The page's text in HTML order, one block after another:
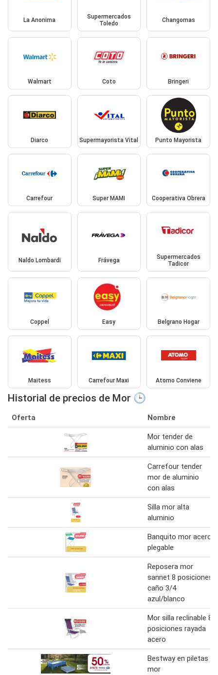
La Anonima
Supermercados
Toledo
Changomas
Walmart Coto Bringeri
Diarco Supermayorista Vital Punto Mayorista
Carrefour Super MAMI Cooperativa Obrera
Naldo Lombardi Frávega
Supermercados
Tadicor
Coppel Easy Belgrano Hogar
Maitess Carrefour Maxi Atomo Conviene
Historial de precios de Mor 🕒
Oferta Nombre
Mor tender de
aluminio con alas
Carrefour tender
mor de aluminio
con alas
Silla mor alta
aluminio
Banquito mor acero
plegable
Reposera mor
sannet 8 posiciones
caño 3/4
azul/blanco
Mor silla reclinable 8
posiciones rayada
acero
Bestway en piletas
mor